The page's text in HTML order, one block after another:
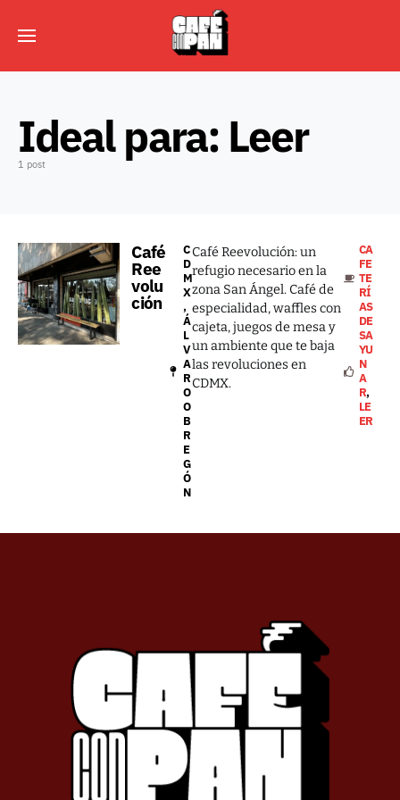
Ideal para: Leer
1 post
Café
Ree
volu
ción
C
D
M
X
,
Á
L
V
A
R
O
O
B
R
E
G
Ó
N
Café Reevolución: un
refugio necesario en la
zona San Ángel. Café de
especialidad, waffles con
cajeta, juegos de mesa y
un ambiente que te baja
las revoluciones en
CDMX.
CA
FE
TE
RÍ
AS
DE
SA
YU
N
A
R,
LE
ER